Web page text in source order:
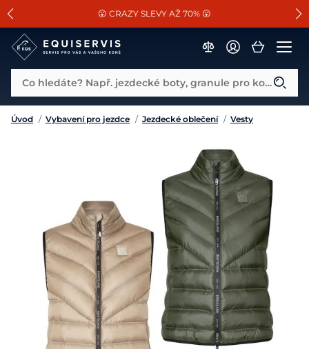
SLEVA 13% na vše od Cassini!
😮 CRAZY SLEVY AŽ 70% 😮
📐Pasování a doplňky k vybraným sedlům ZDARMA 🐴
Co hledáte? Např. jezdecké boty, granule pro koně...
Úvod / Vybavení pro jezdce / Jezdecké oblečení / Vesty